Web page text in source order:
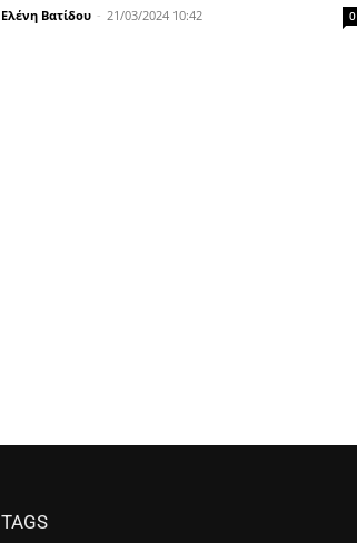
Ελένη Βατίδου - 21/03/2024 10:42 0
TAGS